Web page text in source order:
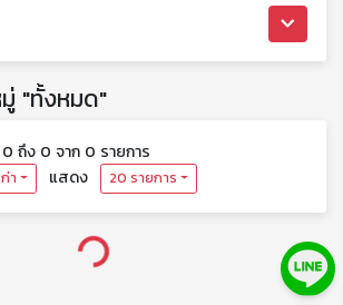
"ทั้งหมด"
ถึง 0 จาก 0 รายการ
า แสดง 20 รายการ